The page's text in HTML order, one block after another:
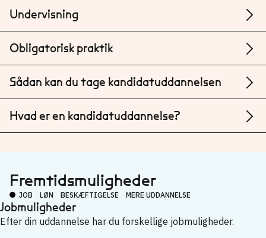
Undervisning
Obligatorisk praktik
Sådan kan du tage kandidatuddannelsen
Hvad er en kandidatuddannelse?
Fremtidsmuligheder
JOB LØN BESKÆFTIGELSE MERE UDDANNELSE
Jobmuligheder
Efter din uddannelse har du forskellige jobmuligheder.